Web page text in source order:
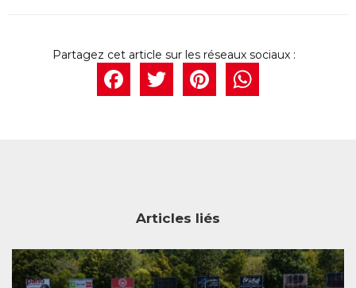
Facebook
Twitter
Articles liés